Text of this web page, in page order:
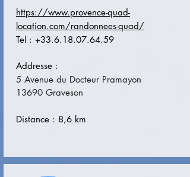
https://www.provence-quad-
location.com/randonnees-quad/
Tel : +33.6.18.07.64.59
Addresse :
5 Avenue du Docteur Pramayon
13690 Graveson
Distance : 8,6 km